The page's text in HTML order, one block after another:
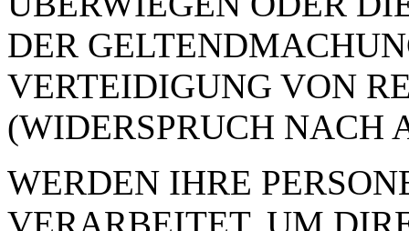
DER
VERTEIDIGUNG VON
(WIDERSPRUCH NACH
WERDEN IHRE
VERARBEITET, UM